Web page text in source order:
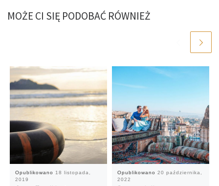
MOŻE CI SIĘ PODOBAĆ RÓWNIEŻ
Opublikowano 18 listopada,
2019
Opublikowano20 października,
2022